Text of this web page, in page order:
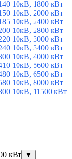
10кВ, 1800 кВт
10кВ, 2000 кВт
10кВ, 2400 кВт
10кВ, 2800 кВт
10кВ, 3000 кВт
10кВ, 3400 кВт
10кВ, 4000 кВт
10кВ, 5600 кВт
10кВ, 6500 кВт
10кВ, 8000 кВт
10кВ, 11500 кВт
кВт
▼